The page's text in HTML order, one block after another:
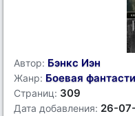
Автор: Бэнкс Иэн
Жанр: Боевая
Страниц: 309
Дата добавления: 26-